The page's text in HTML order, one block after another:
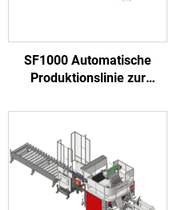
SF1000 Automatische
Produktionslinie zur
Nagelmaschinen für
Holzpaletten